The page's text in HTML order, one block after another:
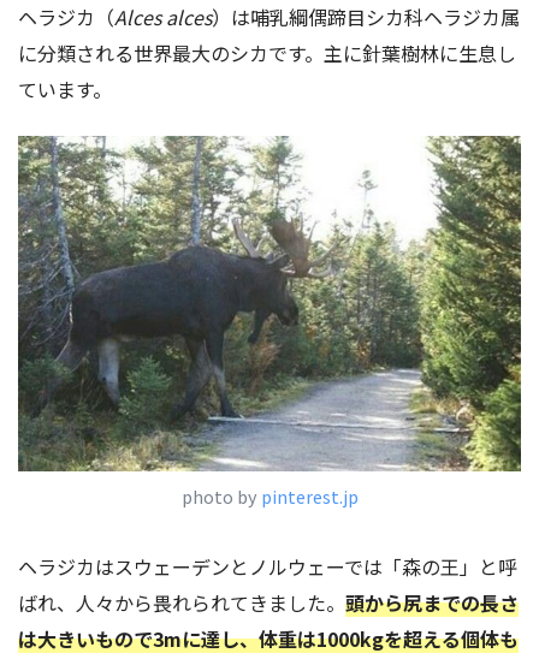
ヘラジカ（Alces alces）は哺乳綱偶蹄目シカ科ヘラジカ属
に分類される世界最大のシカです。主に針葉樹林に生息し
ています。
photo by pinterest.jp
ヘラジカはスウェーデンとノルウェーでは「森の王」と呼
ばれ、人々から畏れられてきました。 頭から尻までの長さ
は大きいもので3mに達し、体重は1000kgを超える個体も